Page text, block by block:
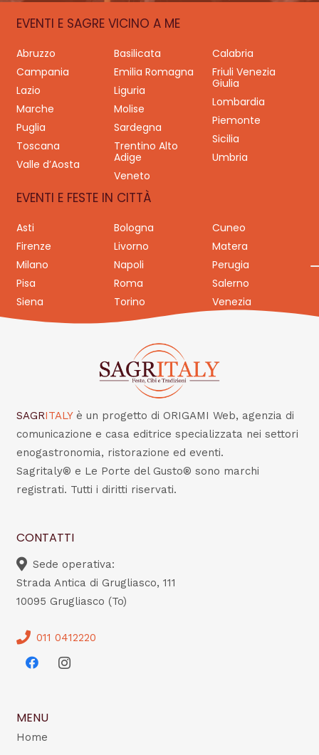
EVENTI E SAGRE VICINO A ME
Abruzzo Basilicata
Calabria
Campania
Emilia Romagna
Friuli Venezia
Giulia
Lazio
Liguria
Lombardia
Marche
Molise
Piemonte
Puglia
Sardegna
Sicilia
Toscana
Trentino Alto
Adige
Umbria
Valle d’Aosta
Veneto
EVENTI E FESTE IN CITTÀ
Asti Bologna
Cuneo
Firenze
Livorno
Matera
Milano
Napoli
Perugia
Pisa
Roma
Salerno
Siena
Torino Venezia
SAGRITALY è un progetto di ORIGAMI Web, agenzia di
comunicazione e casa editrice specializzata nei settori
enogastronomia, ristorazione ed eventi.
Sagritaly® e Le Porte del Gusto® sono marchi
registrati. Tutti i diritti riservati.
CONTATTI
Sede operativa:
Strada Antica di Grugliasco, 111
10095 Grugliasco (To)
011 0412220
MENU
Home